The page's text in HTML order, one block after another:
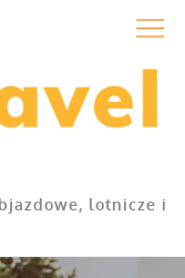
lotnicze i